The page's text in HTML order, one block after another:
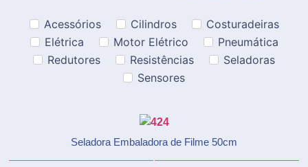
Acessórios Cilindros
Costuradeiras
Elétrica
Motor Elétrico
Pneumática
Redutores
Resistências
Seladoras
Sensores
Seladora Embaladora de Filme 50cm